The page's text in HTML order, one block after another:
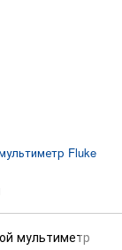
Fluke